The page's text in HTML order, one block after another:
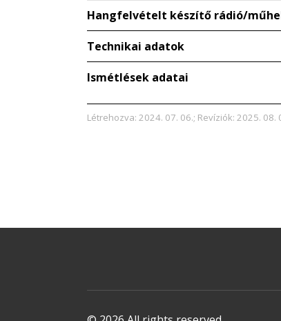
Hangfelvételt készítő rádió/
Technikai adatok
Ismétlések adatai
Létrehozva: 2024. 07. 06.; Revíziók: 2025. 08.